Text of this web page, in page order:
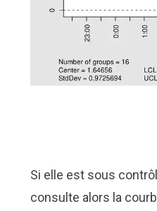
Si elle est sous
consulte alors la